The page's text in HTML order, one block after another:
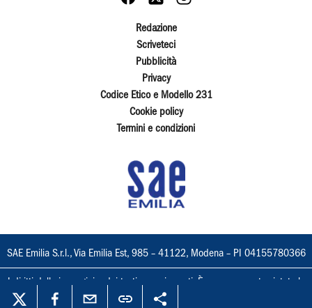
Redazione
Scriveteci
Pubblicità
Privacy
Codice Etico e Modello 231
Cookie policy
Termini e condizioni
SAE Emilia S.r.l., Via Emilia Est, 985 – 41122, Modena – PI 04155780366
I diritti delle immagini e dei testi sono riservati. È espressamente vietata la
loro riproduzione con qualsiasi mezzo e l'adattamento totale o parziale.